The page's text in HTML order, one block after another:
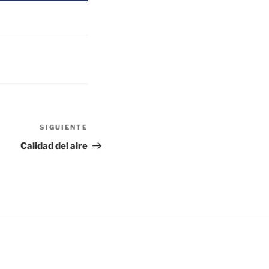
entrada
SIGUIENTE
Calidad del aire